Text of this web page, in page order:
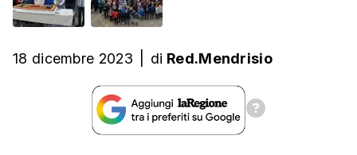
18 dicembre 2023 di Red.Mendrisio